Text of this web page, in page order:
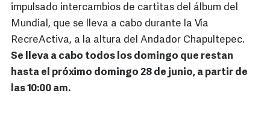
impulsado intercambios de cartitas del álbum del
Mundial, que se lleva a cabo durante la Vía
RecreActiva, a la altura del Andador Chapultepec.
Se lleva a cabo todos los domingo que restan
hasta el próximo domingo 28 de junio, a partir de
las 10:00 am.